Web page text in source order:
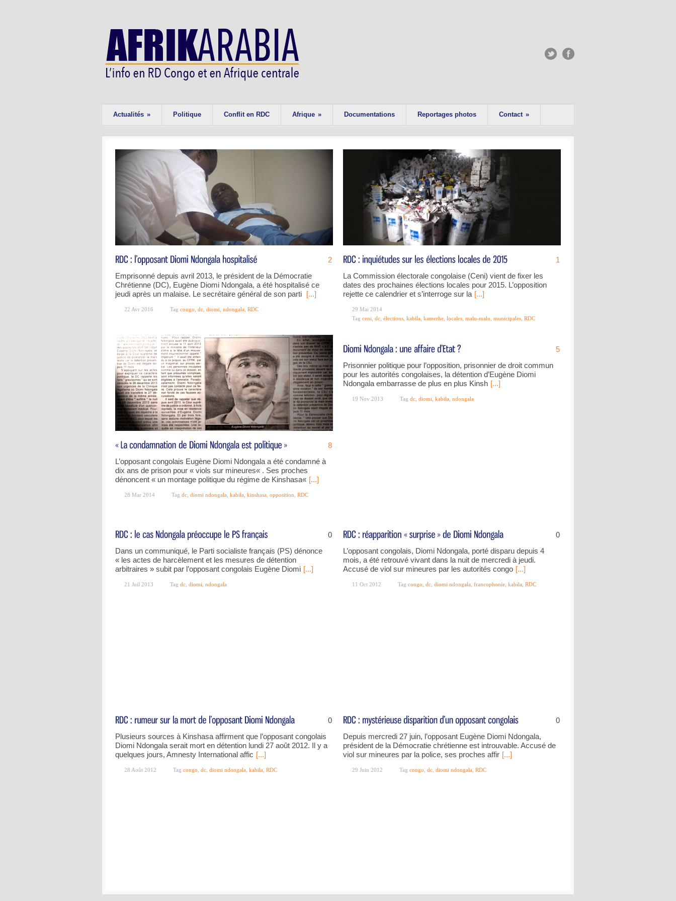
Actualités » Politique Conflit en RDC Afrique » Documentations Reportages photos Contact »
2
Emprisonné depuis avril 2013, le président de la Démocratie
Chrétienne (DC), Eugène Diomi Ndongala, a été hospitalisé ce
jeudi après un malaise. Le secrétaire général de son parti [...]
22 Avr 2016 Tag congo dc diomi ndongala RDC
1
La Commission électorale congolaise (Ceni) vient de fixer les
dates des prochaines élections locales pour 2015. L’opposition
rejette ce calendrier et s’interroge sur la [...]
29 Mai 2014
Tag ceni dc élections kabila kamerhe locales malu-malu municipales RDC
8
L’opposant congolais Eugène Diomi Ndongala a été condamné à
dix ans de prison pour « viols sur mineures« . Ses proches
dénoncent « un montage politique du régime de Kinshasa« [...]
28 Mar 2014 Tag dc diomi ndongala kabila kinshasa opposition RDC
5
Prisonnier politique pour l’opposition, prisonnier de droit commun
pour les autorités congolaises, la détention d’Eugène Diomi
Ndongala embarrasse de plus en plus Kinsh [...]
19 Nov 2013 Tag dc diomi kabila ndongala
0
Dans un communiqué, le Parti socialiste français (PS) dénonce
« les actes de harcèlement et les mesures de détention
arbitraires » subit par l’opposant congolais Eugène Diomi [...]
21 Juil 2013 Tag dc diomi ndongala
0
L’opposant congolais, Diomi Ndongala, porté disparu depuis 4
mois, a été retrouvé vivant dans la nuit de mercredi à jeudi.
Accusé de viol sur mineures par les autorités congo [...]
11 Oct 2012 Tag congo dc diomi ndongala francophonie kabila RDC
0
Plusieurs sources à Kinshasa affirment que l’opposant congolais
Diomi Ndongala serait mort en détention lundi 27 août 2012. Il y a
quelques jours, Amnesty International affic [...]
28 Août 2012 Tag congo dc diomi ndongala kabila RDC
0
Depuis mercredi 27 juin, l’opposant Eugène Diomi Ndongala,
président de la Démocratie chrétienne est introuvable. Accusé de
viol sur mineures par la police, ses proches affir [...]
29 Juin 2012 Tag congo dc diomi ndongala RDC